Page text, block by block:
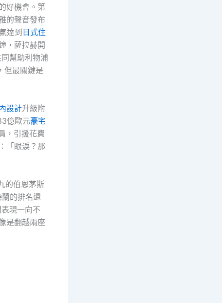
好機會。第
的聲音發布
達到 日式住
，薩拉赫開
幫助利物浦
但最關鍵是
設計升級附
億歐元豪宅
，引援花費
「眼淚？那
的伯恩茅斯
的排名還
現一向不
是翻越兩座